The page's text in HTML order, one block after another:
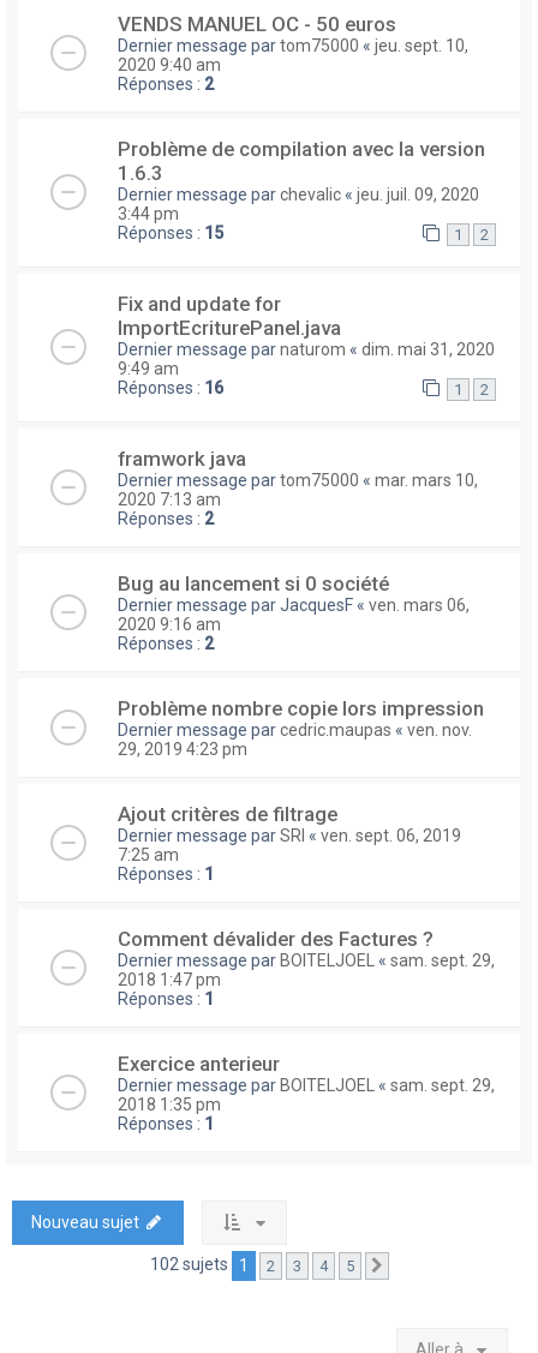
VENDS MANUEL OC - 50 euros
Dernier message partom75000 « jeu. sept. 10,
2020 9:40 am
Réponses : 2
Problème de compilation avec la version
1.6.3
Dernier message parchevalic « jeu. juil. 09, 2020
3:44 pm
Réponses : 15 1 2
Fix and update for
ImportEcriturePanel.java
Dernier message parnaturom « dim. mai 31, 2020
9:49 am
Réponses : 16 1 2
framwork java
Dernier message partom75000 « mar. mars 10,
2020 7:13 am
Réponses : 2
Bug au lancement si 0 société
Dernier message parJacquesF « ven. mars 06,
2020 9:16 am
Réponses : 2
Problème nombre copie lors impression
Dernier message parcedric.maupas « ven. nov.
29, 2019 4:23 pm
Ajout critères de filtrage
Dernier message parSRI « ven. sept. 06, 2019
7:25 am
Réponses : 1
Comment dévalider des Factures ?
Dernier message par BOITELJOEL « sam. sept. 29,
2018 1:47 pm
Réponses : 1
Exercice anterieur
Dernier message par BOITELJOEL « sam. sept. 29,
2018 1:35 pm
Réponses : 1
Nouveau sujet
102 sujets 1 2 3 4 5